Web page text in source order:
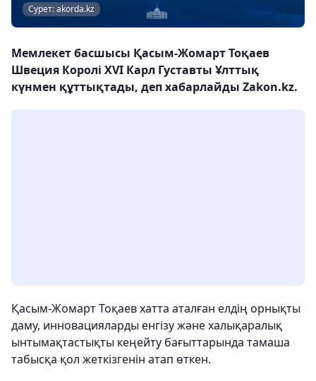
Сурет: akorda.kz
Мемлекет басшысы Қасым-Жомарт Тоқаев
Швеция Королі XVI Карл Густавты Ұлттық
күнмен құттықтады, деп хабарлайды Zakon.kz.
Қасым-Жомарт Тоқаев хатта аталған елдің орнықты
даму, инновацияларды енгізу және халықаралық
ынтымақтастықты кеңейту бағыттарында тамаша
табысқа қол жеткізгенін атап өткен.